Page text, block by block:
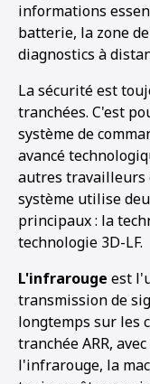
informations
batterie, la zone
diagnostics à
La sécurité est
tranchées. C'est
système de
avancé
autres travailleurs
système utilise
principaux : la
technologie 3D-LF.
L'infrarouge est
transmission de
longtemps sur les
tranchée ARR,
l'infrarouge, la